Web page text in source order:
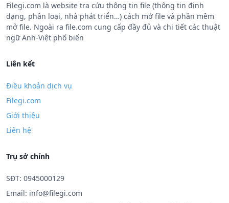
Filegi.com là website tra cứu thông tin file (thông tin định
dạng, phân loại, nhà phát triển…) cách mở file và phần mềm
mở file. Ngoài ra file.com cung cấp đầy đủ và chi tiết các thuật
ngữ Anh-Việt phổ biến
Liên kết
Điều khoản dịch vụ
Filegi.com
Giới thiệu
Liên hệ
Trụ sở chính
SĐT: 0945000129
Email: info@filegi.com